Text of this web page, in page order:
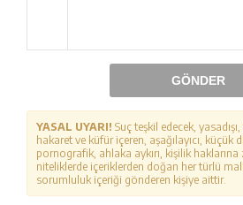
GÖNDER
YASAL UYARI! Suç teşkil edecek,
hakaret ve küfür içeren, aşağılayıcı, küçük
pornografik, ahlaka aykırı, kişilik
niteliklerde içeriklerden doğan her türlü
sorumluluk içeriği gönderen kişiye aittir.